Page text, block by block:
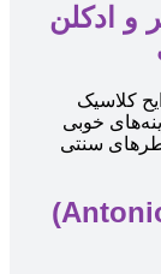
و ادکلن
کلاسیک
خوبی
سنتی
اسانس عطر و ادکلن (Antonio Puig)